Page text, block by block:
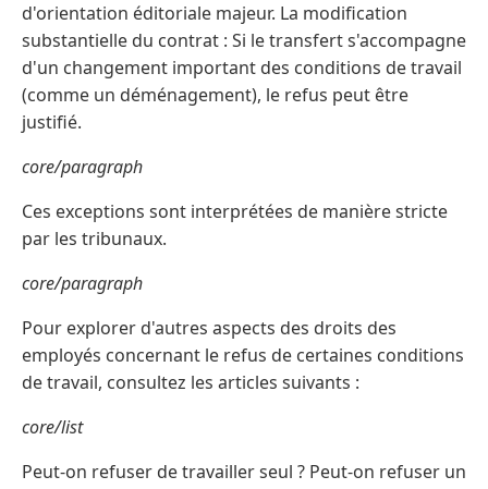
d'orientation éditoriale majeur. La modification
substantielle du contrat : Si le transfert s'accompagne
d'un changement important des conditions de travail
(comme un déménagement), le refus peut être
justifié.
core/paragraph
Ces exceptions sont interprétées de manière stricte
par les tribunaux.
core/paragraph
Pour explorer d'autres aspects des droits des
employés concernant le refus de certaines conditions
de travail, consultez les articles suivants :
core/list
Peut-on refuser de travailler seul ? Peut-on refuser un